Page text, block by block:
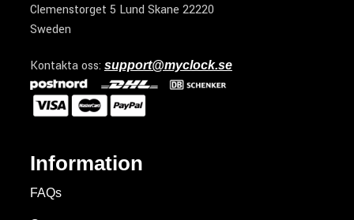
Clemenstorget 5 Lund Skane 22220
Sweden
Kontakta oss: support@myclock.se
Information
FAQs